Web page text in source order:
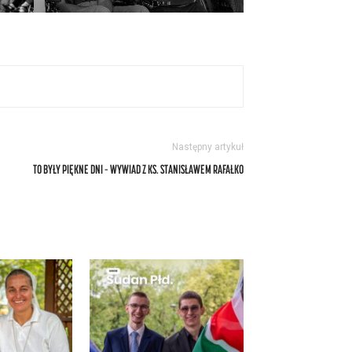
Następny artykuł
TO BYŁY PIĘKNE DNI – WYWIAD Z KS. STANISŁAWEM RAFAŁKO